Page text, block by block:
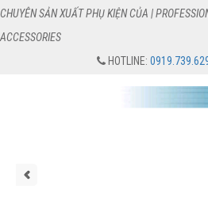
CHUYÊN SẢN XUẤT PHỤ KIỆN CỦA |
ACCESSORIES
HOTLINE: